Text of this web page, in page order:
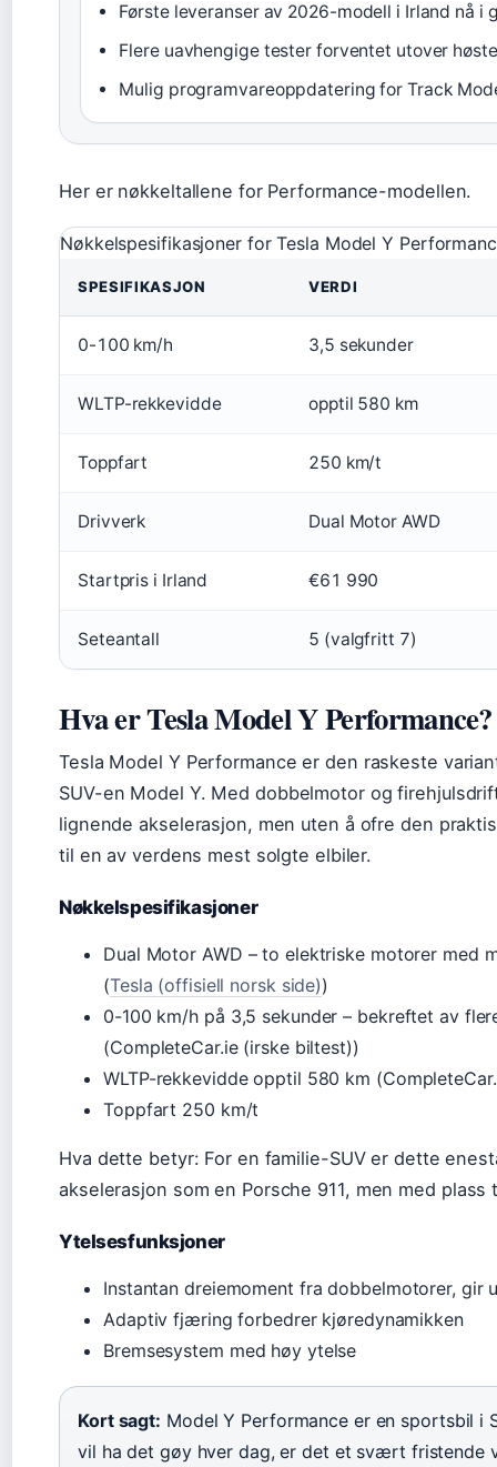
Første leveranser av 2026-modell i Irland nå i
Flere uavhengige tester forventet utover
Mulig programvareoppdatering for Track
Her er nøkkeltallene for Performance-modellen.
Nøkkelspesifikasjoner for Tesla Model Y
SPESIFIKASJON VERDI
0-100 km/h 3,5 sekunder
WLTP-rekkevidde opptil 580 km
Toppfart 250 km/t
Drivverk Dual Motor AWD
Startpris i Irland €61 990
Seteantall 5 (valgfritt 7)
Hva er Tesla Model Y Performance?
Tesla Model Y Performance er den raskeste
SUV-en Model Y. Med dobbelmotor og
lignende akselerasjon, men uten å ofre den
til en av verdens mest solgte elbiler.
Nøkkelspesifikasjoner
Dual Motor AWD – to elektriske motorer med
(Tesla (offisiell norsk side))
0-100 km/h på 3,5 sekunder – bekreftet av
(CompleteCar.ie (irske biltest))
WLTP-rekkevidde opptil 580 km
Toppfart 250 km/t
Hva dette betyr: For en familie-SUV er dette
akselerasjon som en Porsche 911, men med
Ytelsesfunksjoner
Instantan dreiemoment fra dobbelmotorer, gir
Adaptiv fjæring forbedrer kjøredynamikken
Bremsesystem med høy ytelse
Kort sagt: Model Y Performance er en sportsbil i
vil ha det gøy hver dag, er det et svært fristende